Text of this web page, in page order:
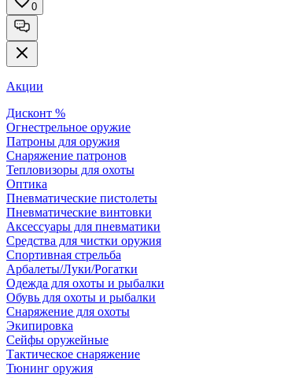
0
Акции
Дисконт %
Огнестрельное оружие
Патроны для оружия
Снаряжение патронов
Тепловизоры для охоты
Оптика
Пневматические пистолеты
Пневматические винтовки
Аксессуары для пневматики
Средства для чистки оружия
Спортивная стрельба
Арбалеты/Луки/Рогатки
Одежда для охоты и рыбалки
Обувь для охоты и рыбалки
Снаряжение для охоты
Экипировка
Сейфы оружейные
Тактическое снаряжение
Тюнинг оружия